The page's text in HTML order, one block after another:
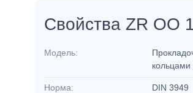
Свойства ZR OO
Модель:
кольцами
Норма: DIN 3949